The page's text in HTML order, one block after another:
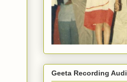
Geeta Recording